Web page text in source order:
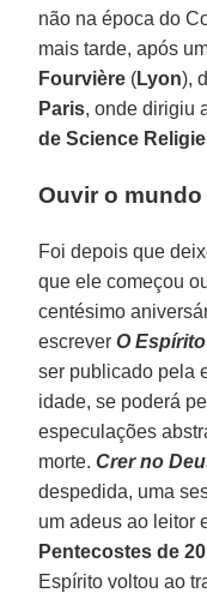
não na época do
mais tarde, após
Fourvière (Lyon),
Paris, onde dirigiu
de Science
Ouvir o mundo
Foi depois que
que ele começou
centésimo
escreverO
ser publicado pela
idade, se poderá
especulações
morte.Crer no
despedida, uma
um adeus ao leitor
Pentecostes de
Espírito voltou ao